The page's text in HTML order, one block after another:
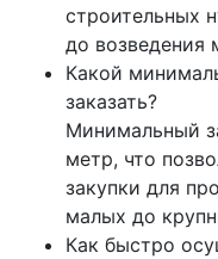
строительных
до возведения
Какой
заказать?
Минимальный
метр, что
закупки для
малых до
Как быстро